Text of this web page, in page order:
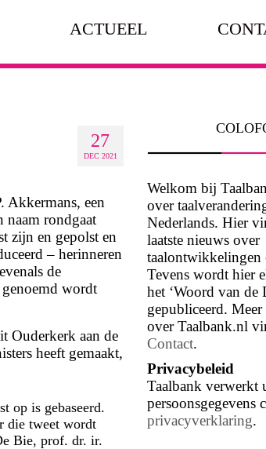
ACTUEEL
27
DEC 2021
Akkermans, een
naam rondgaat
zijn en gepolst en
– herinneren
de
wordt
Ouderkerk aan de
heeft gemaakt,
op is gebaseerd.
die tweet wordt
Bie, prof. dr. ir.
Welkom bij
over
Nederlands. Hier
laatste nieuws over
taalontwikkelingen
Tevens wordt hier
het ‘Woord van de
gepubliceerd.
over Taalbank.nl
Contact.
Privacybeleid
Taalbank verwerkt
persoonsgegevens
privacyverklaring.